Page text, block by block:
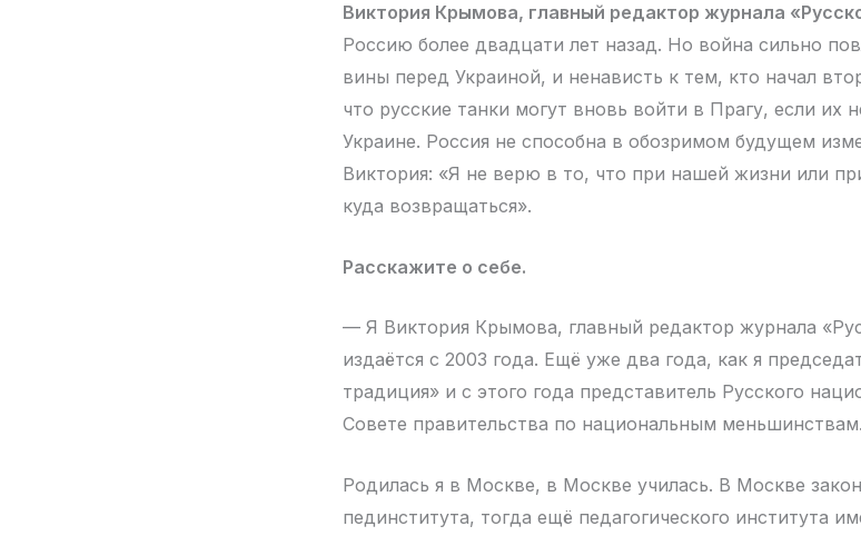
Виктория Крымова, главный редактор журнала
Россию более двадцати лет назад. Но война сильно
вины перед Украиной, и ненависть к тем, кто начал
что русские танки могут вновь войти в Прагу, если их
Украине. Россия не способна в обозримом будущем
Виктория: «Я не верю в то, что при нашей жизни или
куда возвращаться».
Расскажите о себе.
— Я Виктория Крымова, главный редактор журнала
издаётся с 2003 года. Ещё уже два года, как я
традиция» и с этого года представитель Русского
Совете правительства по национальным меньшинствам.
Родилась я в Москве, в Москве училась. В Москве
пединститута, тогда ещё педагогического института